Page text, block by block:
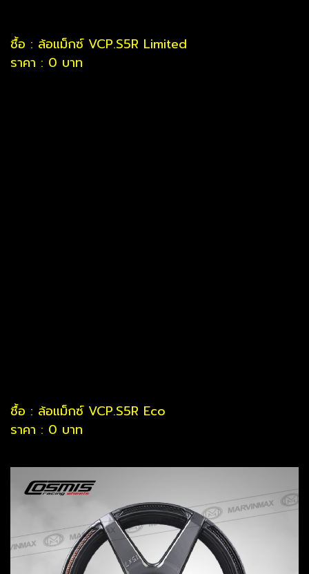
ชื้อ : ล้อแม็กซ์ VCP.S5R Limited
ราคา : 0 บาท
ชื้อ : ล้อแม็กซ์ VCP.S5R Eco
ราคา : 0 บาท